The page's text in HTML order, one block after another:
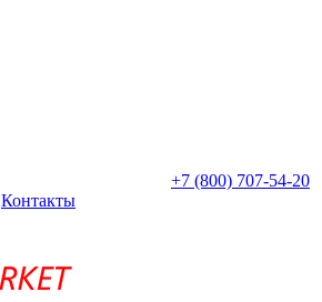
+7 (800) 707-54-20
Контакты